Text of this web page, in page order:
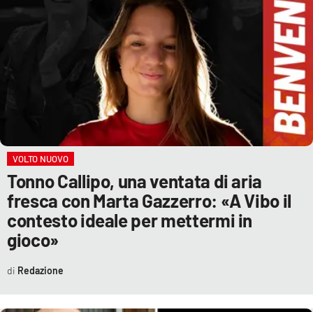
VOLTO NUOVO
Tonno Callipo, una ventata di aria
fresca con Marta Gazzerro: «A Vibo il
contesto ideale per mettermi in
gioco»
Redazione